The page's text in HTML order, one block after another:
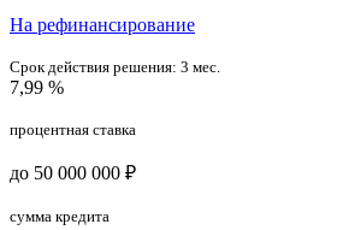
На рефинансирование
Срок действия решения: 3 мес.
7,99 %
процентная ставка
до 50 000 000 ₽
сумма кредита